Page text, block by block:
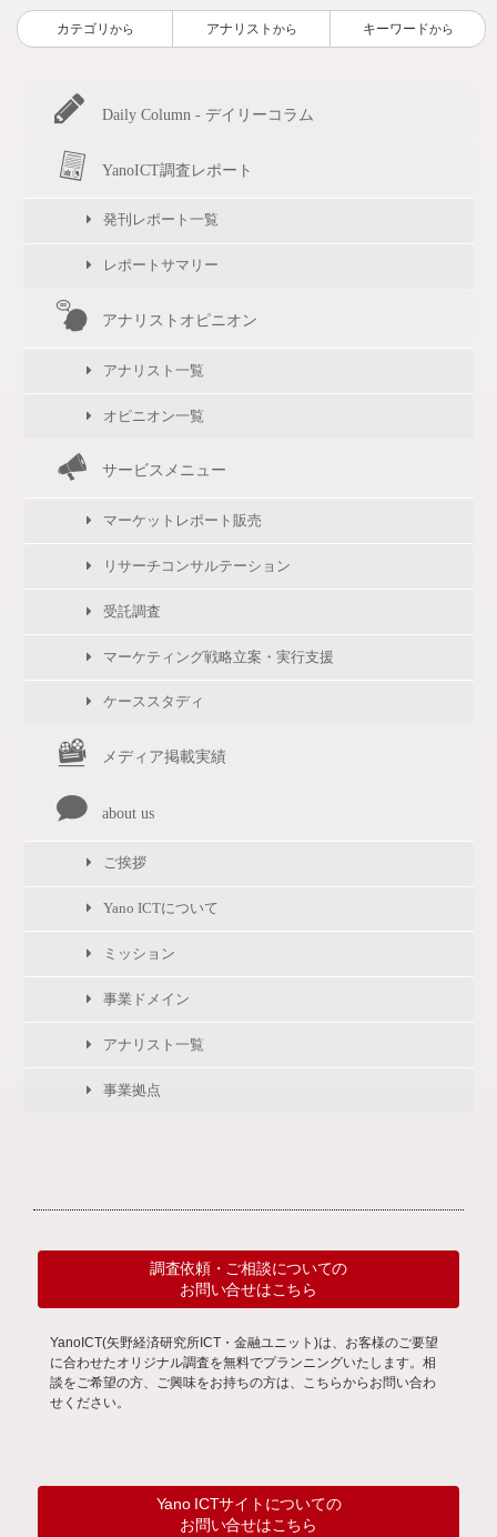
カテゴリ から アナリスト から キーワードから
Daily Column - デイリーコラム
YanoICT調査レポート
発刊レポート一覧
レポートサマリー
アナリストオピニオン
アナリスト一覧
オピニオン一覧
サービスメニュー
マーケットレポート販売
リサーチコンサルテーション
受託調査
マーケティング戦略立案・実行支援
ケーススタディ
メディア掲載実績
about us
ご挨拶
Yano ICTについて
ミッション
事業ドメイン
アナリスト一覧
事業拠点
調査依頼・ご相談についての
お問い合せはこちら
YanoICT(矢野経済研究所ICT・金融ユニット)は、お客様のご要望
に合わせたオリジナル調査を無料でプランニングいたします。相
談をご希望の方、ご興味をお持ちの方は、こちらからお問い合わ
せください。
Yano ICTサイトについての
お問い合せはこちら